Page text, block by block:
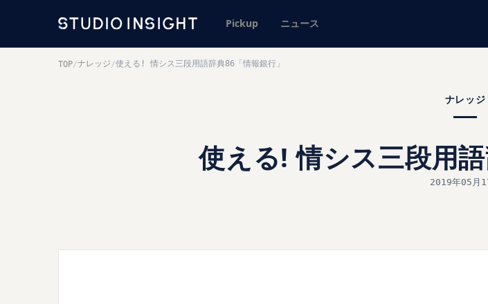
Pickup ニュース
TOP/ナレッジ /使える! 情シス三段用語辞典86「情報銀行」
ナレッジ
使える! 情シス三段用
2019年05月